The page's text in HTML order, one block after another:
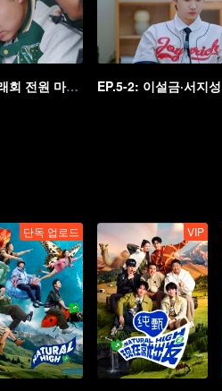
EP.5-1: 백금 노래회 전원 마음껏 노래, 송단단의 연기 폭발
단독 업로드 VIP